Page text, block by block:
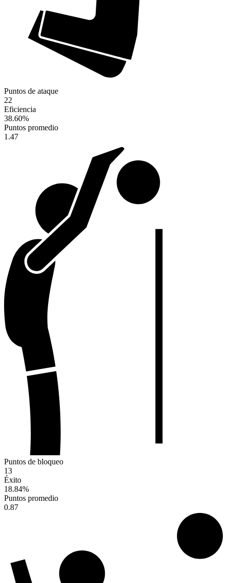
Puntos de ataque
22
Eficiencia
38.60%
Puntos promedio
1.47
Puntos de bloqueo
13
Éxito
18.84%
Puntos promedio
0.87